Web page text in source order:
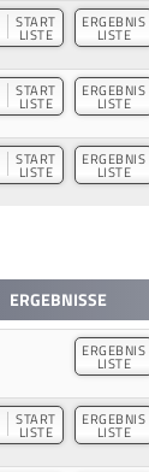
START
LISTE
ERGEBNIS
LISTE
START
LISTE
ERGEBNIS
LISTE
START
LISTE
ERGEBNIS
LISTE
ERGEBNISSE
ERGEBNIS
LISTE
START
LISTE
ERGEBNIS
LISTE